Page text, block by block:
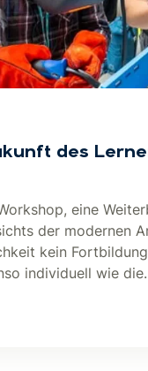
des
eine
der modernen
kein
individuell wie